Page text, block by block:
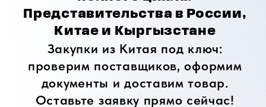
проверим поставщиков, оформим
документы и доставим товар.
Оставьте заявку прямо сейчас!
ОСТАВИТЬ ЗАЯВКУ